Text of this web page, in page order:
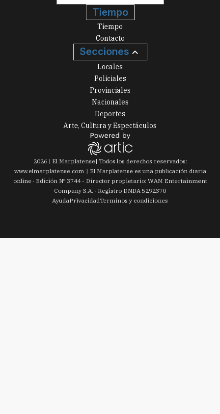
Tiempo
Tiempo
Contacto
Secciones
Locales
Policiales
Provinciales
Nacionales
Deportes
Arte, Cultura y Espectáculos
2026| El Marplatense| Todos los derechos reservados:
www.elmarplatense.com
El Marplatense es una publicación diaria
online · Edición Nº 3744- Director propietario: WAM Entertainment
Company S.A. · Registro DNDA 5292370
AyudaPrivacidadTerminos y condiciones